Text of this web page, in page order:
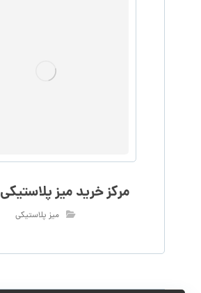
مرکز خرید میز پلاستیکی 4 نفره
میز پلاستیکی